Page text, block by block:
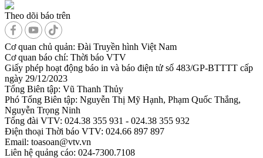
Theo dõi báo trên
Cơ quan chủ quản: Đài Truyền hình Việt Nam
Cơ quan báo chí: Thời báo VTV
Giấy phép hoạt động báo in và báo điện tử số 483/GP-BTTTT cấp
ngày 29/12/2023
Tổng Biên tập: Vũ Thanh Thủy
Phó Tổng Biên tập: Nguyễn Thị Mỹ Hạnh, Phạm Quốc Thắng,
Nguyễn Trọng Ninh
Tổng đài VTV: 024.38 355 931 - 024.38 355 932
Ðiện thoại Thời báo VTV: 024.66 897 897
Email: toasoan@vtv.vn
Liên hệ quảng cáo: 024-7300.7108